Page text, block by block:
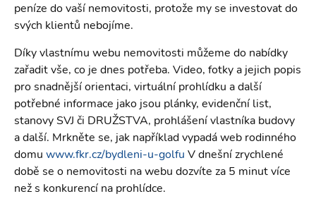
peníze do vaší nemovitosti, protože my se investovat do
svých klientů nebojíme.
Díky vlastnímu webu nemovitosti můžeme do nabídky
zařadit vše, co je dnes potřeba. Video, fotky a jejich popis
pro snadnější orientaci, virtuální prohlídku a další
potřebné informace jako jsou plánky, evidenční list,
stanovy SVJ či DRUŽSTVA, prohlášení vlastníka budovy
a další. Mrkněte se, jak například vypadá web rodinného
domu www.fkr.cz/bydleni-u-golfu V dnešní zrychlené
době se o nemovitosti na webu dozvíte za 5 minut více
než s​ ​konkurencí na prohlídce.